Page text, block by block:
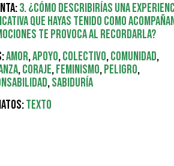
3. ¿Cómo describirías una
que hayas tenido como
te provoca al recordarla?
Amor,Apoyo,Colectivo,Comunidad,
,Coraje,Feminismo,Peligro,
,Sabiduría
Texto